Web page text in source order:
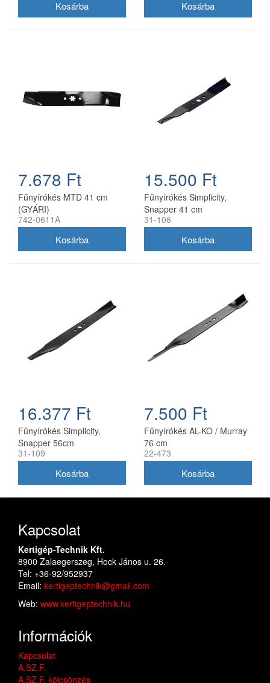
7.678 Ft
Fűnyírókés MTD 41 cm
(GYÁRI)
742-0611A
15.500 Ft
Fűnyírókés Simplicity,
Snapper 41 cm
(1704856SM)
31-106
16.377 Ft
Fűnyírókés Simplicity,
Snapper 56cm
(1716695ASM)
31-109
7.500 Ft
Fűnyírókés AL-KO / Murray
76 cm
22-473
Kapcsolat
Kertigép-Technik Kft.
8900 Zalaegerszeg, Hock János u. 26.
Tel: +36-92/952937
Email: kertigeptechnik@gmail.com
Web: www.kertigeptechnik.hu
Információk
Kapcsolat
A.SZ.F.
A.SZ.F. kölcsönzés